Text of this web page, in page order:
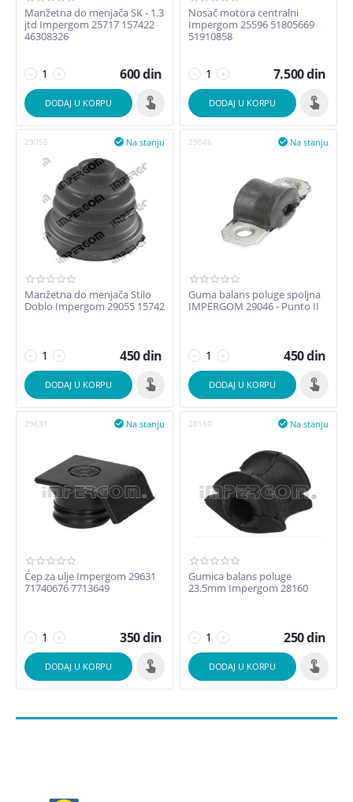
Manžetna do menjača SK - 1.3
jtd Impergom 25717 157422
46308326
+
− 600din
DODAJ U KORPU
Nosač motora centralni
Impergom 25596 51805669
51910858
+
− 7.500din
DODAJ U KORPU
29055 Na stanju

Manžetna do menjača Stilo
Doblo Impergom 29055 15742
+
− 450din
DODAJ U KORPU
29046 Na stanju

Guma balans poluge spoljna
IMPERGOM 29046 - Punto II
+
− 450din
DODAJ U KORPU
29631 Na stanju

Ćep za ulje Impergom 29631
71740676 7713649
+
− 350din
DODAJ U KORPU
28160 Na stanju

Gumica balans poluge
23.5mm Impergom 28160
+
− 250din
DODAJ U KORPU